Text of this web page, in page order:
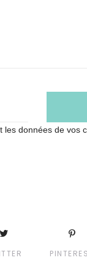
les données de vos